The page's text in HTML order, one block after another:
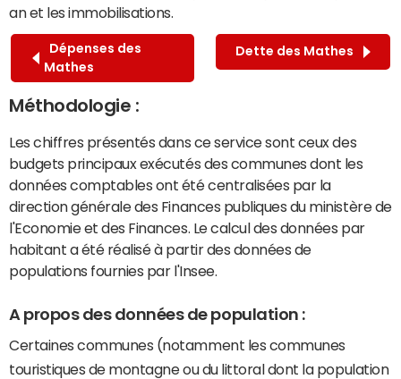
an et les immobilisations.
Dépenses des
Mathes
Dette des Mathes
Méthodologie :
Les chiffres présentés dans ce service sont ceux des
budgets principaux exécutés des communes dont les
données comptables ont été centralisées par la
direction générale des Finances publiques du ministère de
l'Economie et des Finances. Le calcul des données par
habitant a été réalisé à partir des données de
populations fournies par l'Insee.
A propos des données de population :
Certaines communes (notamment les communes
touristiques de montagne ou du littoral dont la population